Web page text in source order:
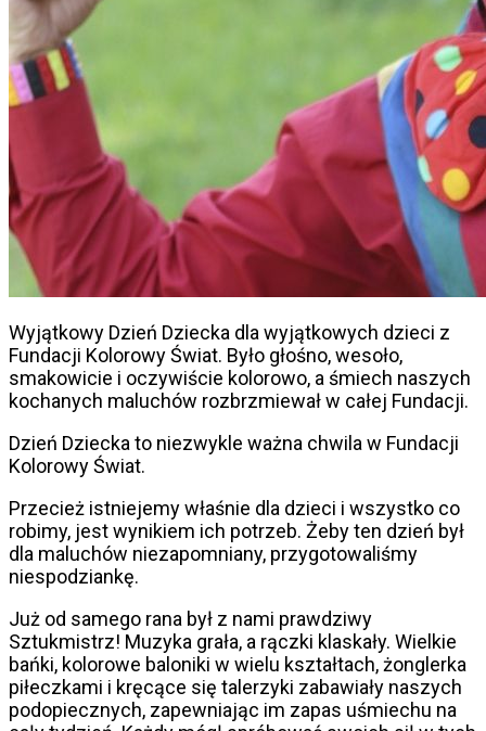
Wyjątkowy Dzień Dziecka dla wyjątkowych dzieci z
Fundacji Kolorowy Świat. Było głośno, wesoło,
smakowicie i oczywiście kolorowo, a śmiech naszych
kochanych maluchów rozbrzmiewał w całej Fundacji.
Dzień Dziecka to niezwykle ważna chwila w Fundacji
Kolorowy Świat.
Przecież istniejemy właśnie dla dzieci i wszystko co
robimy, jest wynikiem ich potrzeb. Żeby ten dzień był
dla maluchów niezapomniany, przygotowaliśmy
niespodziankę.
Już od samego rana był z nami prawdziwy
Sztukmistrz! Muzyka grała, a rączki klaskały. Wielkie
bańki, kolorowe baloniki w wielu kształtach, żonglerka
piłeczkami i kręcące się talerzyki zabawiały naszych
podopiecznych, zapewniając im zapas uśmiechu na